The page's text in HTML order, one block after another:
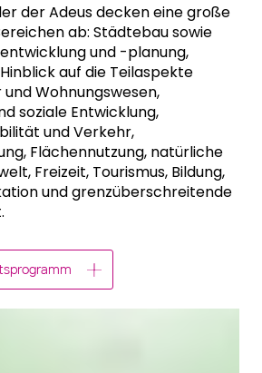
der Adeus decken eine große
ab: Städtebau sowie
und -planung,
auf die Teilaspekte
Wohnungswesen,
soziale Entwicklung,
und Verkehr,
Flächennutzung, natürliche
Freizeit, Tourismus, Bildung,
und grenzüberschreitende